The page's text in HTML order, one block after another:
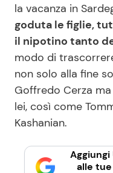
la vacanza in
goduta le figlie,
il nipotino tanto
modo di
non solo alla fine
Goffredo Cerza
lei, così come
Kashanian.
alle